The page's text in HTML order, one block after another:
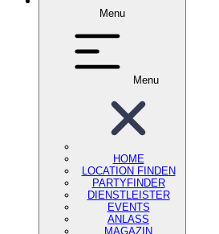
Menu
Menu
HOME
LOCATION FINDEN
PARTYFINDER
DIENSTLEISTER
EVENTS
ANLASS
MAGAZIN